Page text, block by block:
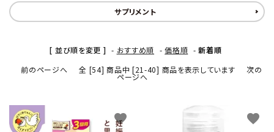
サプリメント
[ 並び順を変更 ] - おすすめ順 -価格順 -新着順
前のページへ
全 [54] 商品中 [21-40] 商品を表示しています 次の
ページへ
favorite favorite